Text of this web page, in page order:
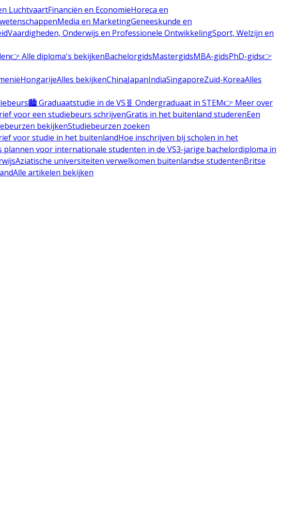
LuchtvaartFinanciën en EconomieHoreca en
Media en MarketingGeneeskunde en
Vaardigheden, Onderwijs en Professionele OntwikkelingSport, Welzijn en
👉 Alle diploma's bekijkenBachelorgidsMastergidsMBA-gidsPhD-gids👉
HongarijeAlles bekijkenChinaJapanIndiaSingaporeZuid-KoreaAlles
🏙️ Graduaatstudie in de VS 🧬 Ondergraduaat in STEM👉 Meer over
voor een studiebeurs schrijvenGratis in het buitenland studerenEen
bekijkenStudiebeurzen zoeken
voor studie in het buitenlandHoe inschrijven bij scholen in het
plannen voor internationale studenten in de VS3-jarige bachelordiploma in
Aziatische universiteiten verwelkomen buitenlandse studentenBritse
Alle artikelen bekijken